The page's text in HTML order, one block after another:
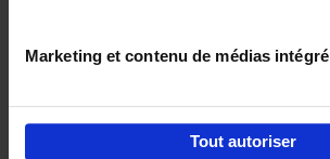
Marketing et contenu de médias intégré
Tout autoriser